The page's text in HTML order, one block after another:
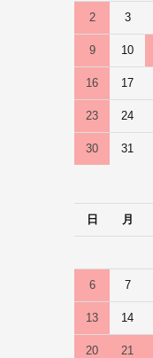
2 3
9 10
16 17
23 24
30 31
日
月
6 7
13 14
20 21